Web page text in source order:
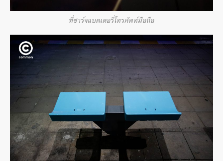
ที่ชาร์จแบตเตอรี่โทรศัพท์มือถือ